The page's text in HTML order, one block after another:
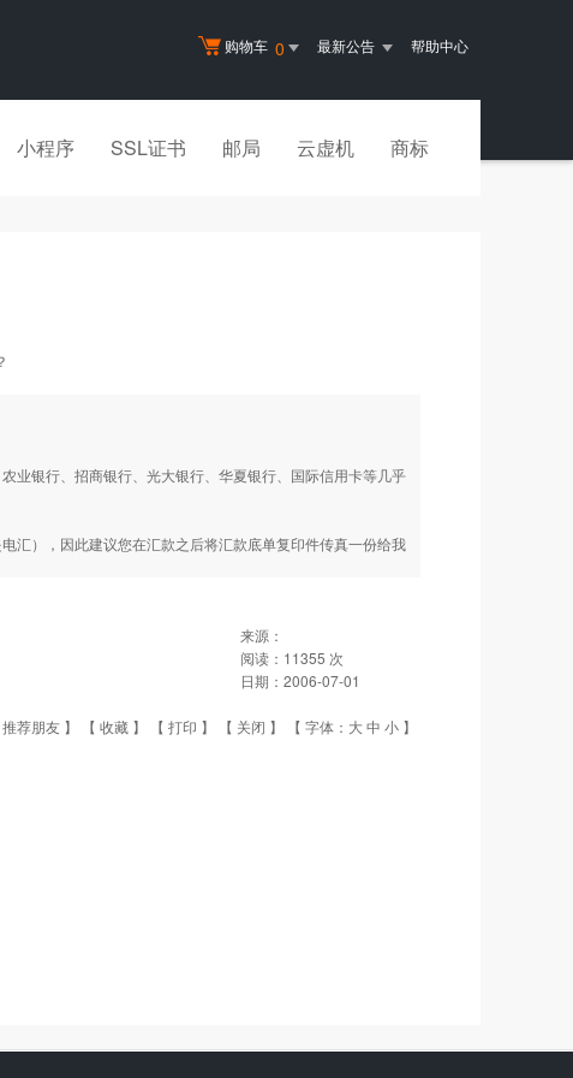
购物车 0 最新公告 帮助中心
小程序 SSL证书 邮局 云虚机 商标
业银行、招商银行、光大银行、华夏银行、国际信用卡等几乎
汇），因此建议您在汇款之后将汇款底单复印件传真一份给我
来源：
阅读： 11355 次
日期： 2006-07-01
推荐朋友 】 【 收藏 】 【 打印 】 【 关闭 】 【 字体： 大中 小 】